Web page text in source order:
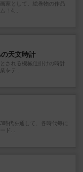
家として、絵巻物の作品
！4...
天文時計
される機械仕掛けの時計
をテ...
時代を通して、各時代毎に
ド...